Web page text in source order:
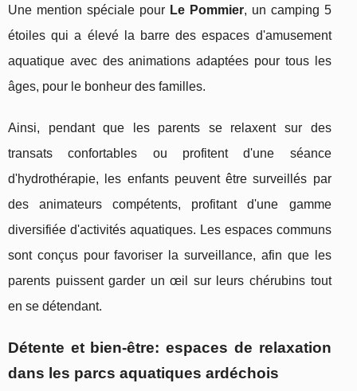
Une mention spéciale pour Le Pommier, un camping 5
étoiles qui a élevé la barre des espaces d'amusement
aquatique avec des animations adaptées pour tous les
âges, pour le bonheur des familles.
Ainsi, pendant que les parents se relaxent sur des
transats confortables ou profitent d'une séance
d'hydrothérapie, les enfants peuvent être surveillés par
des animateurs compétents, profitant d'une gamme
diversifiée d'activités aquatiques. Les espaces communs
sont conçus pour favoriser la surveillance, afin que les
parents puissent garder un œil sur leurs chérubins tout
en se détendant.
Détente et bien-être: espaces de relaxation
dans les parcs aquatiques ardéchois